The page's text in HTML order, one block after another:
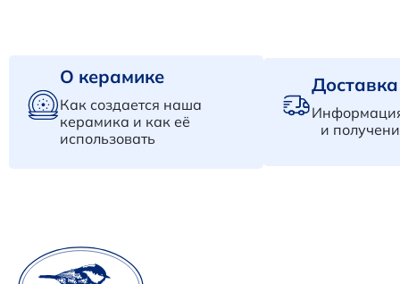
О керамике
Как создается наша
керамика и как её
использовать
и